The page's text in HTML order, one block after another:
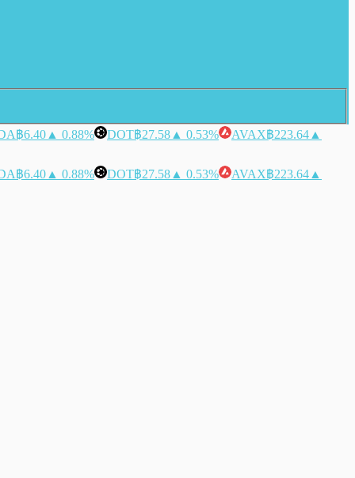
฿6.40 ▲ 0.88% DOT฿27.58 ▲ 0.53% AVAX฿223.64 ▲
฿6.40 ▲ 0.88% DOT฿27.58 ▲ 0.53% AVAX฿223.64 ▲